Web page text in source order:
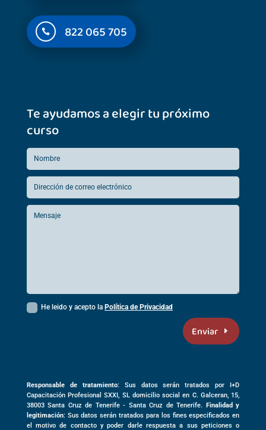
 822 065 705
Te ayudamos a elegir tu próximo
curso
He leido y acepto laPolítica de Privacidad
Enviar
Responsable de tratamiento: Sus datos serán tratados por I+D
Capacitación Profesional SXXI, SL domicilio social en C. Galceran, 15,
38003Santa Cruz de Tenerife - Santa Cruz de Tenerife. Finalidad y
legitimación: Sus datos serán tratados para los fines especificados en
el motivo de contacto y poder darle respuesta a sus peticiones o